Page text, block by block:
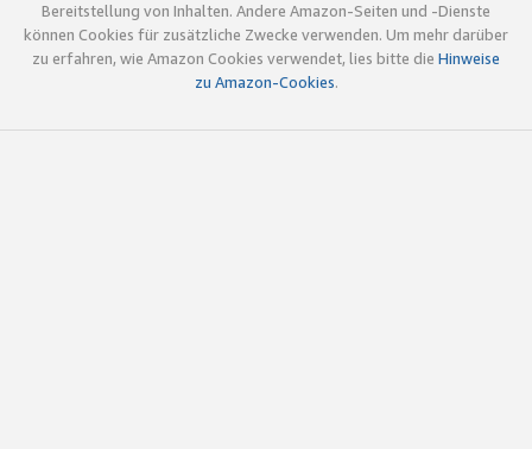
Bereitstellung von Inhalten. Andere Amazon-Seiten und -Dienste
können Cookies für zusätzliche Zwecke verwenden. Um mehr darüber
zu erfahren, wie Amazon Cookies verwendet, lies bitte die Hinweise
zu Amazon-Cookies.